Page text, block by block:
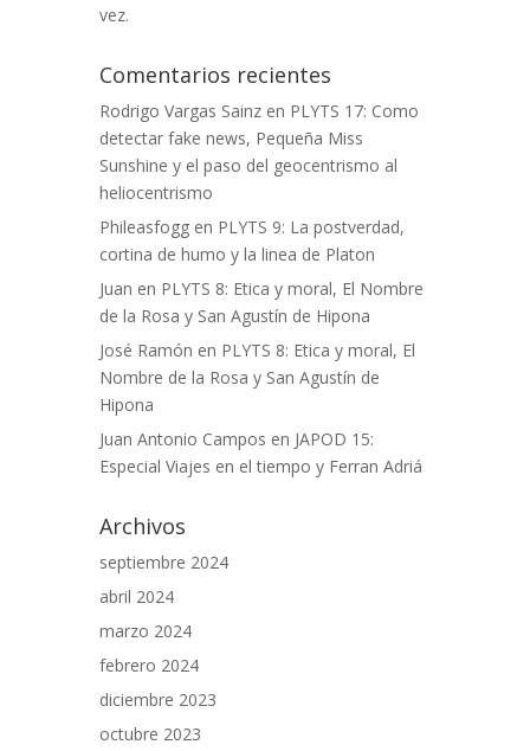
vez.
Comentarios recientes
Rodrigo Vargas Sainz en PLYTS 17: Como
detectar fake news, Pequeña Miss
Sunshine y el paso del geocentrismo al
heliocentrismo
Phileasfogg en PLYTS 9: La postverdad,
cortina de humo y la linea de Platon
Juan en PLYTS 8: Etica y moral, El Nombre
de la Rosa y San Agustín de Hipona
José Ramón en PLYTS 8: Etica y moral, El
Nombre de la Rosa y San Agustín de
Hipona
Juan Antonio Campos en JAPOD 15:
Especial Viajes en el tiempo y Ferran Adriá
Archivos
septiembre 2024
abril 2024
marzo 2024
febrero 2024
diciembre 2023
octubre 2023